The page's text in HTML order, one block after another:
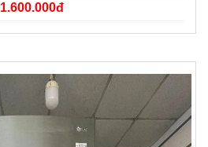
1.600.000đ